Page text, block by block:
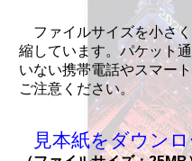
ファイルサイズを小さ
縮しています。パケット
いない携帯電話やスマー
ご注意ください。
見本紙をダウン